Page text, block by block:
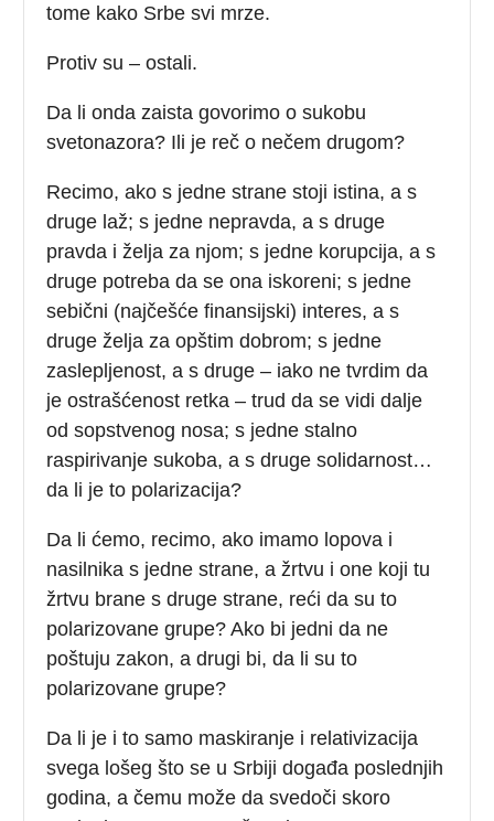
tome kako Srbe svi mrze.
Protiv su – ostali.
Da li onda zaista govorimo o sukobu
svetonazora? Ili je reč o nečem drugom?
Recimo, ako s jedne strane stoji istina, a s
druge laž; s jedne nepravda, a s druge
pravda i želja za njom; s jedne korupcija, a s
druge potreba da se ona iskoreni; s jedne
sebični (najčešće finansijski) interes, a s
druge želja za opštim dobrom; s jedne
zaslepljenost, a s druge – iako ne tvrdim da
je ostrašćenost retka – trud da se vidi dalje
od sopstvenog nosa; s jedne stalno
raspirivanje sukoba, a s druge solidarnost…
da li je to polarizacija?
Da li ćemo, recimo, ako imamo lopova i
nasilnika s jedne strane, a žrtvu i one koji tu
žrtvu brane s druge strane, reći da su to
polarizovane grupe? Ako bi jedni da ne
poštuju zakon, a drugi bi, da li su to
polarizovane grupe?
Da li je i to samo maskiranje i relativizacija
svega lošeg što se u Srbiji događa poslednjih
godina, a čemu može da svedoči skoro